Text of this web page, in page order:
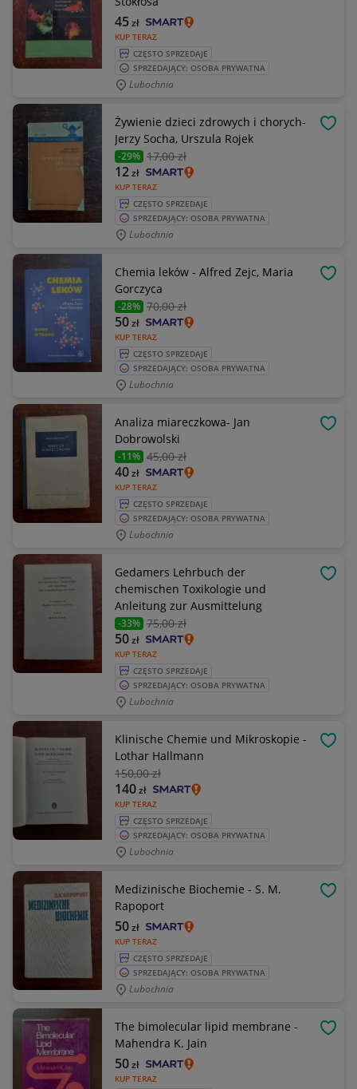
KUP TERAZ
45zł
CZĘSTO SPRZEDAJE
SPRZEDAJĄCY: OSOBA PRYWATNA
Lubochnia
Żywienie dzieci zdrowych i chorych-
Jerzy Socha, Urszula Rojek
-29% 17,00 zł
KUP TERAZ
12zł
CZĘSTO SPRZEDAJE
SPRZEDAJĄCY: OSOBA PRYWATNA
Lubochnia
Chemia leków - Alfred Zejc, Maria
Gorczyca
-28% 70,00 zł
KUP TERAZ
50zł
CZĘSTO SPRZEDAJE
SPRZEDAJĄCY: OSOBA PRYWATNA
Lubochnia
Analiza miareczkowa- Jan
Dobrowolski
-11% 45,00 zł
KUP TERAZ
40zł
CZĘSTO SPRZEDAJE
SPRZEDAJĄCY: OSOBA PRYWATNA
Lubochnia
Gedamers Lehrbuch der
chemischen Toxikologie und
Anleitung zur Ausmittelung
-33% 75,00 zł
KUP TERAZ
50zł
CZĘSTO SPRZEDAJE
SPRZEDAJĄCY: OSOBA PRYWATNA
Lubochnia
Klinische Chemie und Mikroskopie -
Lothar Hallmann
150,00 zł
KUP TERAZ
140zł
CZĘSTO SPRZEDAJE
SPRZEDAJĄCY: OSOBA PRYWATNA
Lubochnia
Medizinische Biochemie - S. M.
Rapoport
KUP TERAZ
50zł
CZĘSTO SPRZEDAJE
SPRZEDAJĄCY: OSOBA PRYWATNA
Lubochnia
The bimolecular lipid membrane -
Mahendra K. Jain
KUP TERAZ
50zł